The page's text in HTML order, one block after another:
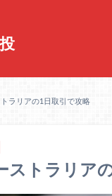
ラリアの1日取引で攻略
ストラリア